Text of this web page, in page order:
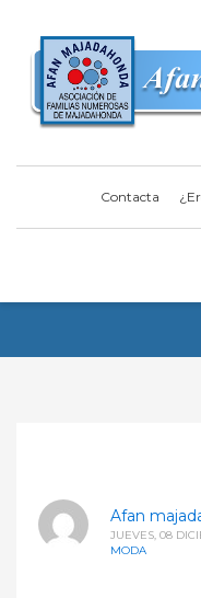
Contacta
Afan
JUEVES, 08
MODA